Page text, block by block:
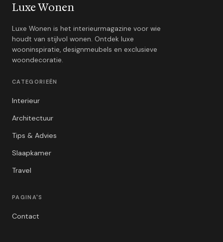
Luxe Wonen
Luxe Wonen is het interieurmagazine voor wie
houdt van stijlvol wonen. Ontdek luxe
wooninspiratie, designmeubels en exclusieve
woondecoratie.
CATEGORIEËN
Interieur
Architectuur
Tips & Advies
Slaapkamer
Travel
PAGINA'S
Contact